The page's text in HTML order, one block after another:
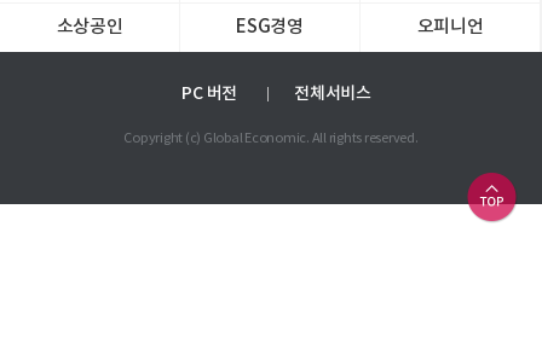
소상공인 ESG경영 오피니언
PC 버전 전체서비스
Copyright (c) Global Economic. All rights reserved.